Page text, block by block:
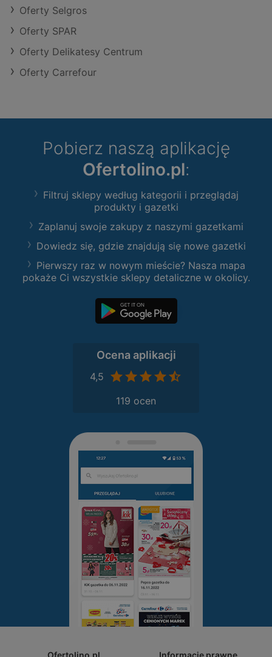
Oferty Selgros
Oferty SPAR
Oferty Delikatesy Centrum
Oferty Carrefour
Pobierz naszą aplikację
Ofertolino.pl:
Filtruj sklepy według kategorii i przeglądaj
produkty i gazetki
Zaplanuj swoje zakupy z naszymi gazetkami
Dowiedz się, gdzie znajdują się nowe gazetki
Pierwszy raz w nowym mieście? Nasza mapa
pokaże Ci wszystkie sklepy detaliczne w okolicy.
Ocena aplikacji
4,5
119 ocen
Ofertolino.pl Informacje prawne